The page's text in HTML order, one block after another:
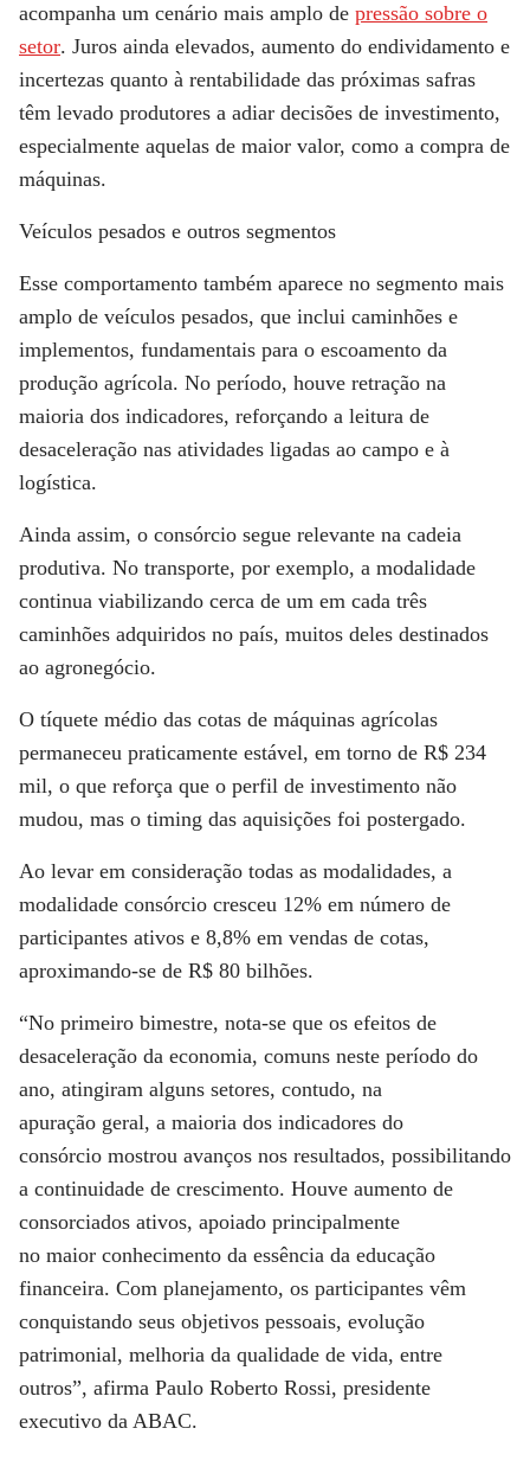
acompanha um cenário mais amplo de pressão sobre o
setor. Juros ainda elevados, aumento do endividamento e
incertezas quanto à rentabilidade das próximas safras
têm levado produtores a adiar decisões de investimento,
especialmente aquelas de maior valor, como a compra de
máquinas.
Veículos pesados e outros segmentos
Esse comportamento também aparece no segmento mais
amplo de veículos pesados, que inclui caminhões e
implementos, fundamentais para o escoamento da
produção agrícola. No período, houve retração na
maioria dos indicadores, reforçando a leitura de
desaceleração nas atividades ligadas ao campo e à
logística.
Ainda assim, o consórcio segue relevante na cadeia
produtiva. No transporte, por exemplo, a modalidade
continua viabilizando cerca de um em cada três
caminhões adquiridos no país, muitos deles destinados
ao agronegócio.
O tíquete médio das cotas de máquinas agrícolas
permaneceu praticamente estável, em torno de R$ 234
mil, o que reforça que o perfil de investimento não
mudou, mas o timing das aquisições foi postergado.
Ao levar em consideração todas as modalidades, a
modalidade consórcio cresceu 12% em número de
participantes ativos e 8,8% em vendas de cotas,
aproximando-se de R$ 80 bilhões.
“No primeiro bimestre, nota-se que os efeitos de
desaceleração da economia, comuns neste período do
ano, atingiram alguns setores, contudo, na
apuração geral, a maioria dos indicadores do
consórcio mostrou avanços nos resultados, possibilitando
a continuidade de crescimento. Houve aumento de
consorciados ativos, apoiado principalmente
no maior conhecimento da essência da educação
financeira. Com planejamento, os participantes vêm
conquistando seus objetivos pessoais, evolução
patrimonial, melhoria da qualidade de vida, entre
outros”, afirma Paulo Roberto Rossi, presidente
executivo da ABAC.